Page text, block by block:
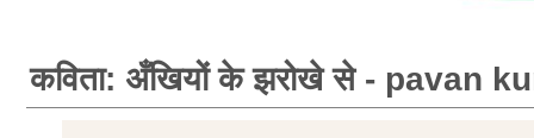
कविता: अँखियों के झरोखे से - pavan